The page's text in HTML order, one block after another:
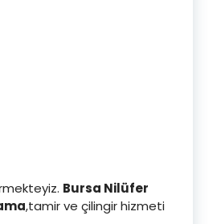
Bursa Nilüfer
,tamir ve çilingir hizmeti